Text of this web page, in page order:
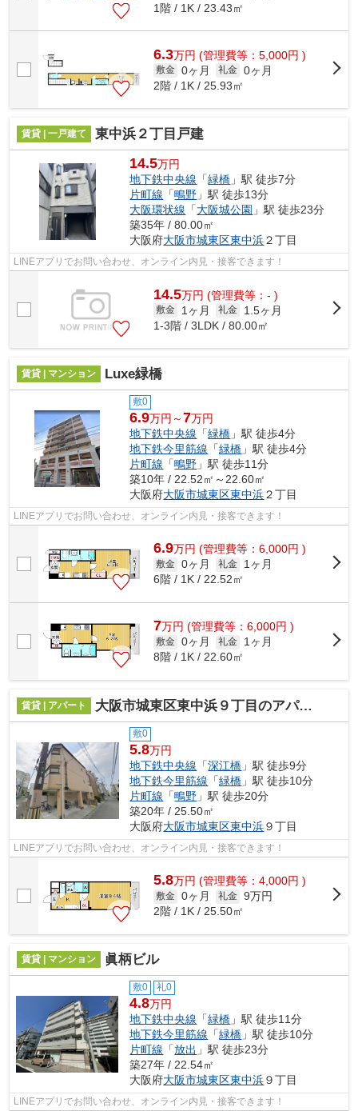
1階 / 1K / 23.43㎡
6.3万円 (管理費等：5,000円 )
敷金 0ヶ月 礼金 0ヶ月
2階 / 1K / 25.93㎡
賃貸 | 一戸建て 東中浜２丁目戸建
14.5万円
地下鉄中央線 「緑橋 」駅 徒歩7分
片町線 「鴫野 」駅 徒歩13分
大阪環状線 「大阪城公園 」駅 徒歩23分
築35年 / 80.00㎡
大阪府大阪市城東区東中浜２丁目
LINEアプリでお問い合わせ、オンライン内見・接客できます！
14.5万円 (管理費等：- )
敷金 1ヶ月 礼金
1.5ヶ月
1-3階 / 3LDK / 80.00㎡
賃貸 | マンション Luxe緑橋
敷0
6.9万円～7万円
地下鉄中央線 「緑橋 」駅 徒歩4分
地下鉄今里筋線 「緑橋 」駅 徒歩4分
片町線 「鴫野 」駅 徒歩11分
築10年 / 22.52㎡～22.60㎡
大阪府大阪市城東区東中浜２丁目
LINEアプリでお問い合わせ、オンライン内見・接客できます！
6.9万円 (管理費等：6,000円 )
敷金 0ヶ月 礼金
1ヶ月
6階 / 1K / 22.52㎡
7万円 (管理費等：6,000円 )
敷金 0ヶ月 礼金
1ヶ月
8階 / 1K / 22.60㎡
賃貸 | アパート 大阪市城東区東中浜９丁目のアパート
敷0
5.8万円
地下鉄中央線 「深江橋 」駅 徒歩9分
地下鉄今里筋線 「緑橋 」駅 徒歩10分
片町線 「鴫野 」駅 徒歩20分
築20年 / 25.50㎡
大阪府大阪市城東区東中浜９丁目
LINEアプリでお問い合わせ、オンライン内見・接客できます！
5.8万円 (管理費等：4,000円 )
敷金 0ヶ月 礼金 9万円
2階 / 1K / 25.50㎡
賃貸 | マンション 眞柄ビル
敷0 礼0
4.8万円
地下鉄中央線 「緑橋 」駅 徒歩11分
地下鉄今里筋線 「緑橋 」駅 徒歩10分
片町線 「放出 」駅 徒歩23分
築27年 / 22.54㎡
大阪府大阪市城東区東中浜９丁目
LINEアプリでお問い合わせ、オンライン内見・接客できます！